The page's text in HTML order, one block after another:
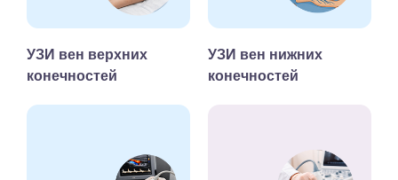
УЗИ вен верхних
конечностей
УЗИ вен нижних
конечностей